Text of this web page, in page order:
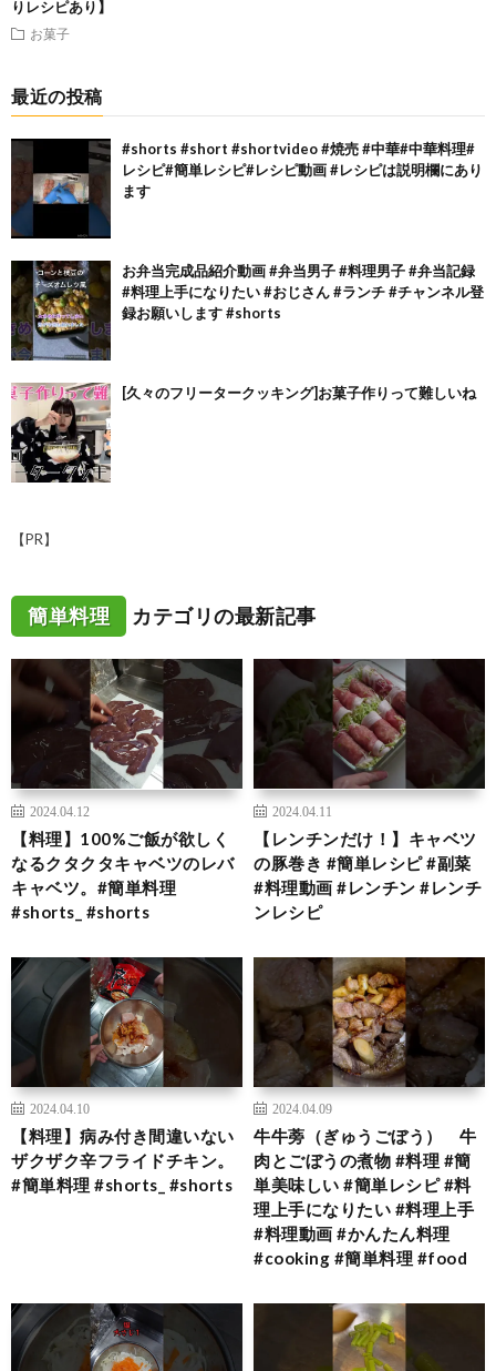
りレシピあり】
お菓子
最近の投稿
#shorts #short #shortvideo #焼売 #中華#中華料理#
レシピ#簡単レシピ#レシピ動画 #レシピは説明欄にあり
ます
お弁当完成品紹介動画 #弁当男子 #料理男子 #弁当記録
#料理上手になりたい #おじさん #ランチ #チャンネル登
録お願いします #shorts
[久々のフリータークッキング]お菓子作りって難しいね
【PR】
簡単料理 カテゴリの最新記事
2024.04.12
【料理】100%ご飯が欲しく
なるクタクタキャベツのレバ
キャベツ。#簡単料理
#shorts_ #shorts
2024.04.11
【レンチンだけ！】キャベツ
の豚巻き #簡単レシピ #副菜
#料理動画 #レンチン #レンチ
ンレシピ
2024.04.10
【料理】病み付き間違いない
ザクザク辛フライドチキン。
#簡単料理 #shorts_ #shorts
2024.04.09
牛牛蒡（ぎゅうごぼう） 牛
肉とごぼうの煮物 #料理 #簡
単美味しい #簡単レシピ #料
理上手になりたい #料理上手
#料理動画 #かんたん料理
#cooking #簡単料理 #food